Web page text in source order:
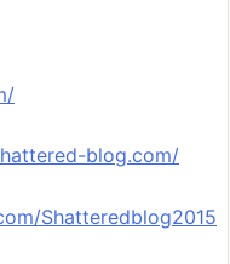
blog.com/
Shatteredblog2015